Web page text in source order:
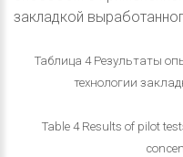
закладкой
Таблица 4 Результаты
технологии
Table 4 Results of pilot